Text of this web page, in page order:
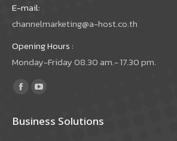
E-mail:
channelmarketing@a-host.co.th
Opening Hours :
Monday-Friday 08.30 am.- 17.30 pm.
Find us on:
Facebook
opens
YouTube
opens
Business Solutions